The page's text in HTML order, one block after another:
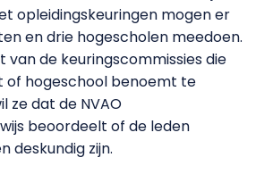
opleidingskeuringen mogen er
en drie hogescholen meedoen.
van de keuringscommissies die
of hogeschool benoemt te
ze dat de NVAO
beoordeelt of de leden
deskundig zijn.